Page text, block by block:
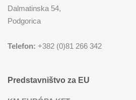
Dalmatinska 54,
Podgorica
Telefon: +382 (0)81 266 342
Predstavništvo za EU